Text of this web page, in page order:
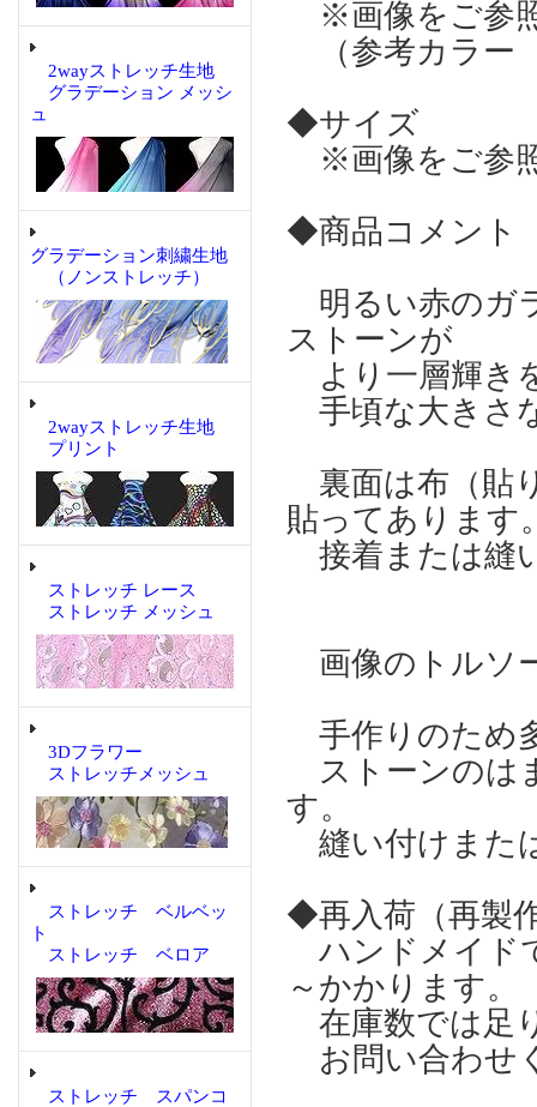
2wayストレッチ生地
グラデーション メッシ
ュ
グラデーション刺繍生地
（ノンストレッチ）
2wayストレッチ生地
プリント
ストレッチ レース
ストレッチ メッシュ
3Dフラワー
ストレッチメッシュ
ストレッチ ベルベッ
ト
ストレッチ ベロア
ストレッチ スパンコ
※画像をご参
（参考カラー
◆サイズ
※画像をご参
◆商品コメント
明るい赤のガ
ストーンが
より一層輝き
手頃な大きさ
裏面は布（貼
貼ってあります
接着または縫
画像のトルソ
手作りのため
ストーンのは
す。
縫い付けまた
◆再入荷（再
ハンドメイド
～かかります。
在庫数では足
お問い合わせ